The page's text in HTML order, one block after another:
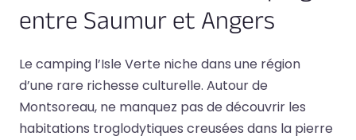
entre Saumur et Angers
Le camping l’Isle Verte niche dans une région
d’une rare richesse culturelle. Autour de
Montsoreau, ne manquez pas de découvrir les
habitations troglodytiques creusées dans la pierre